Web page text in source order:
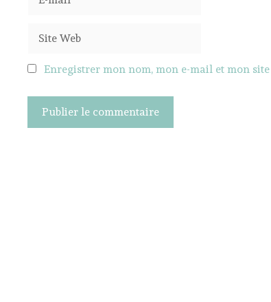
mail
Web
Enregistrer mon nom, mon e-mail et mon